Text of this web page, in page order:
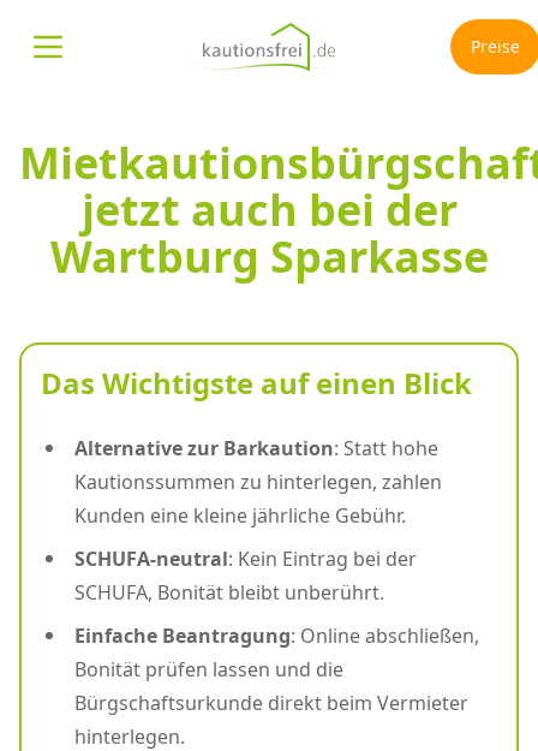
Menü öffnen Preise
jetzt auch bei der
Wartburg Sparkasse
Das Wichtigste auf einen Blick
Alternative zur Barkaution: Statt hohe
Kautionssummen zu hinterlegen, zahlen
Kunden eine kleine jährliche Gebühr.
SCHUFA-neutral: Kein Eintrag bei der
SCHUFA, Bonität bleibt unberührt.
Einfache Beantragung: Online abschließen,
Bonität prüfen lassen und die
Bürgschaftsurkunde direkt beim Vermieter
hinterlegen.